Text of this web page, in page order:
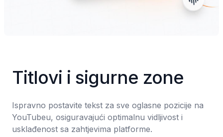
Titlovi i sigurne zone
Ispravno postavite tekst za sve oglasne pozicije na
YouTubeu, osiguravajući optimalnu vidljivost i
usklađenost sa zahtjevima platforme.